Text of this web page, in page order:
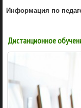
Информация по
Дистанционное